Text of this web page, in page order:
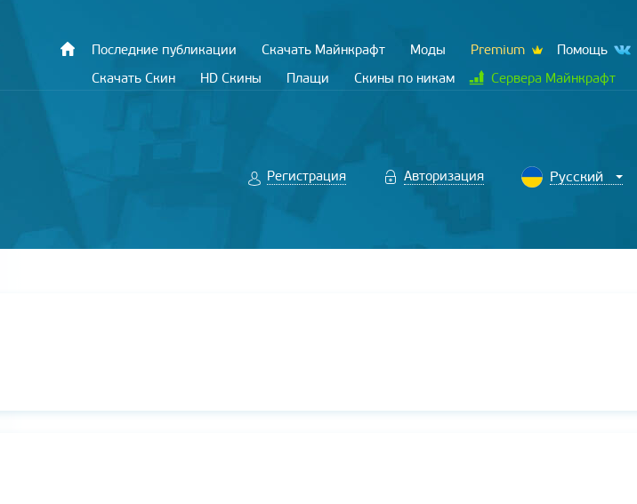
Последние публикации Скачать Майнкрафт Моды Premium
Помощь
Скачать Скин
HD Скины Плащи Скины по никам Сервера Майнкрафт
Регистрация Авторизация